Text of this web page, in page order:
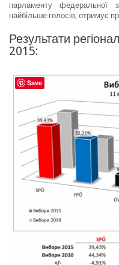
парламенту федеральної
найбільше голосів, отримує
Результати
2015:
Save